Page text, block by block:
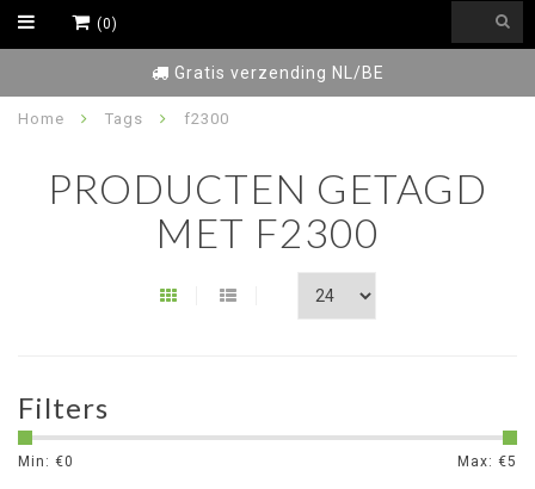
(0)
Gratis verzending NL/BE
Home Tags f2300
PRODUCTEN GETAGD
MET F2300
Filters
Min: €0 Max: €5